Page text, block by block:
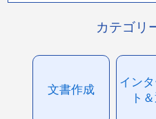
カテゴリ
文書作成
イン
ト